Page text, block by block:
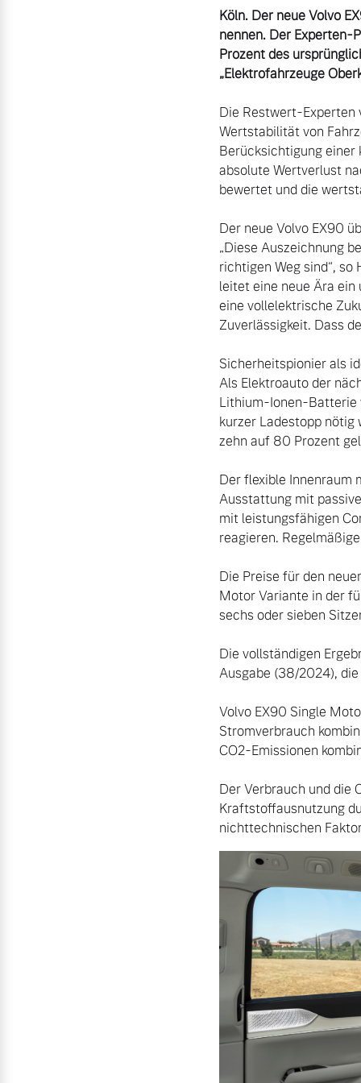
Aktuelle Zubehörangebote
Köln. Der neue Volvo
nennen. Der Experten-
Prozent des
„Elektrofahrzeuge
Die Restwert-Experten
Wertstabilität von
Berücksichtigung
absolute Wertverlust
bewertet und die
Der neue Volvo EX90
„Diese Auszeichnung
richtigen Weg sind“, so
leitet eine neue Ära
eine vollelektrische
Zuverlässigkeit. Dass
Sicherheitspionier als
Als Elektroauto der
Lithium-Ionen-Batterie
kurzer Ladestopp
zehn auf 80 Prozent
Der flexible Innenraum
Ausstattung mit
mit leistungsfähigen
reagieren.
Die Preise für den
Motor Variante in der
sechs oder sieben
Die vollständigen
Ausgabe (38/2024),
Volvo EX90 Single
Stromverbrauch
CO2-Emissionen
Der Verbrauch und die
Kraftstoffausnutzung
nichttechnischen